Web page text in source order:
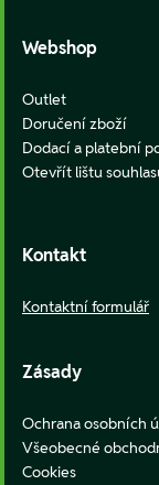
Webshop
Outlet
Doručení zboží
Dodací a platební
Otevřít lištu
Kontakt
Kontaktní formulář
Zásady
Ochrana osobních
Všeobecné
Cookies